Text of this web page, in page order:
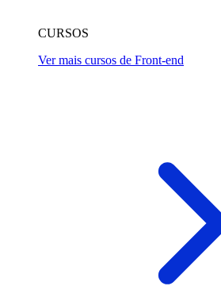
CURSOS
Ver mais cursos de Front-end